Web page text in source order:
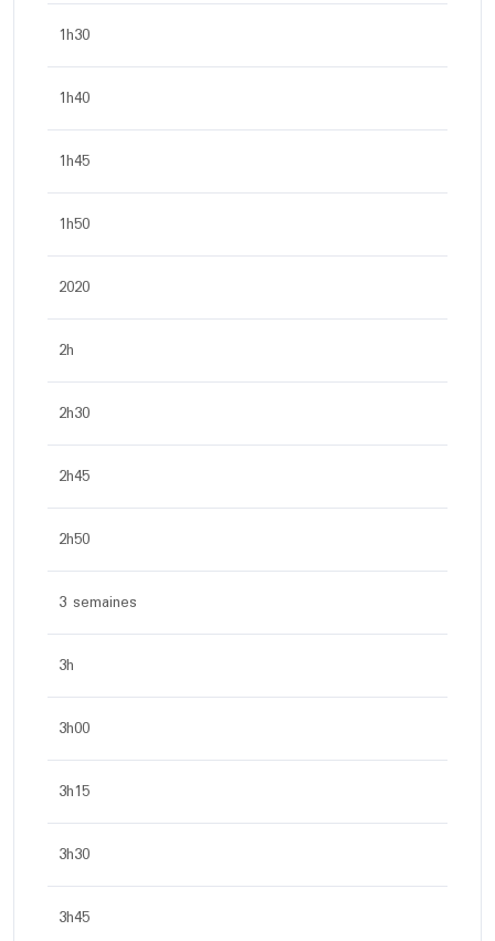
1h30
1h40
1h45
1h50
2020
2h
2h30
2h45
2h50
3 semaines
3h
3h00
3h15
3h30
3h45